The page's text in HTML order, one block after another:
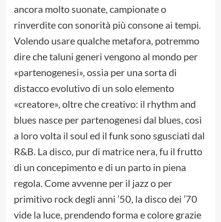
ancora molto suonate, campionate o
rinverdite con sonorità più consone ai tempi.
Volendo usare qualche metafora, potremmo
dire che taluni generi vengono al mondo per
«partenogenesi», ossia per una sorta di
distacco evolutivo di un solo elemento
«creatore», oltre che creativo: il rhythm and
blues nasce per partenogenesi dal blues, così
a loro volta il soul ed il funk sono sgusciati dal
R&B. La disco, pur di matrice nera, fu il frutto
di un concepimento e di un parto in piena
regola. Come avvenne per il jazz o per
primitivo rock degli anni ’50, la disco dei ’70
vide la luce, prendendo forma e colore grazie